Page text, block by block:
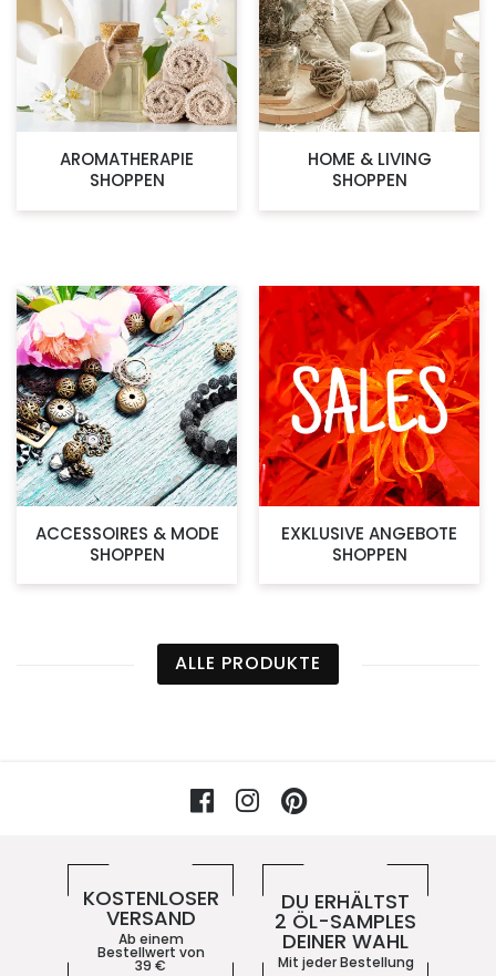
AROMATHERAPIE
SHOPPEN
HOME & LIVING
SHOPPEN
ACCESSOIRES & MODE
SHOPPEN
EXKLUSIVE ANGEBOTE
SHOPPEN
ALLE PRODUKTE
FacebookInstagram
KOSTENLOSER
VERSAND
Ab einem
Bestellwert von
39 €
DU ERHÄLTST
2 ÖL-SAMPLES
DEINER WAHL
Mit jeder Bestellung